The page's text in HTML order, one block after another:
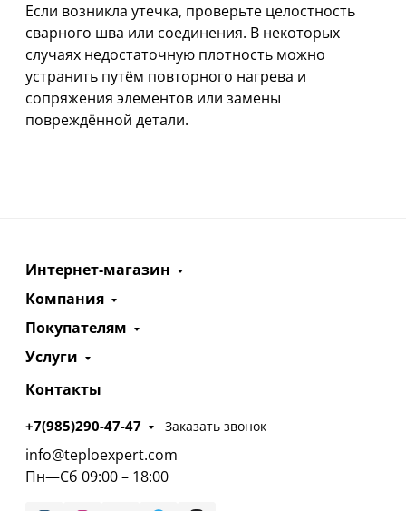
Если возникла утечка, проверьте целостность
сварного шва или соединения. В некоторых
случаях недостаточную плотность можно
устранить путём повторного нагрева и
сопряжения элементов или замены
повреждённой детали.
Интернет-магазин
Компания
Покупателям
Услуги
Контакты
+7(985)290-47-47 Заказать звонок
info@teploexpert.com
Пн—Сб 09:00 – 18:00